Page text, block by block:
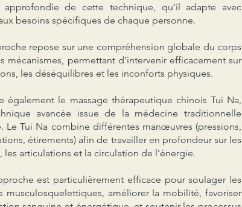
approfondie de cette technique, qu'il adapte avec
besoins spécifiques de chaque personne.
repose sur une compréhension globale du corps
mécanismes, permettant d’intervenir efficacement sur
les déséquilibres et les inconforts physiques.
également le massage thérapeutique chinois Tui Na,
avancée issue de la médecine traditionnelle
Le Tui Na combine différentes manœuvres (pressions,
étirements) afin de travailler en profondeur sur les
les articulations et la circulation de l’énergie.
est particulièrement efficace pour soulager les
musculosquelettiques, améliorer la mobilité, favoriser